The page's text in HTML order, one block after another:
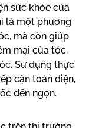
sức khỏe của
là một phương
mà còn giúp
mại của tóc,
Sử dụng thực
cận toàn diện,
đến ngọn.